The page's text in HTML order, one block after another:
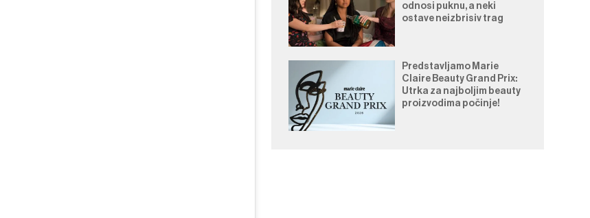
odnosi puknu, a neki
ostave neizbrisiv trag
Predstavljamo Marie
Claire Beauty Grand Prix:
Utrka za najboljim beauty
proizvodima počinje!